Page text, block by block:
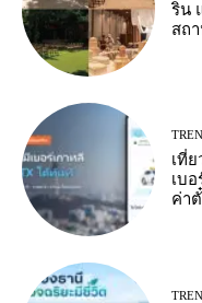
ริน
สถ
เที่
เบ
ค่า